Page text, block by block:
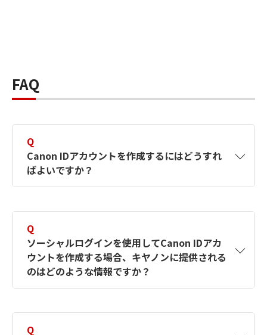
FAQ
Q
Canon IDアカウントを作成するにはどうすれ
ばよいですか？
す。詳しい作成方法は【カメラ】Canon IDとは
何ですか？Canon IDの作成方法は？をご確認く
ださい。
Q
ソーシャルログインを使用してCanon IDアカ
ウントを作成する場合、キヤノンに提供される
のはどのような情報ですか？
Q